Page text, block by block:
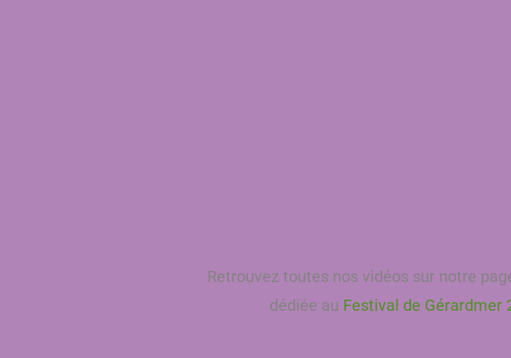
Retrouvez toutes nos vidéos sur notre
dédiée au Festival de Gérardmer